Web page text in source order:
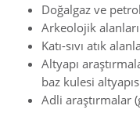
Doğalgaz ve
Arkeolojik
Katı-sıvı atık
Altyapı
baz kulesi
Adli araştırmalar